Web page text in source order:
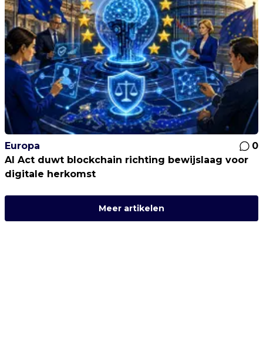
Europa
0
AI Act duwt blockchain richting bewijslaag voor
digitale herkomst
Meer artikelen